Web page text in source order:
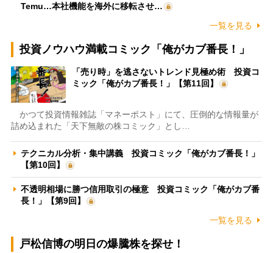
Temu…本社機能を海外に移転させ…
一覧を見る
投資ノウハウ満載コミック「俺がカブ番長！」
「売り時」を逃さないトレンド見極め術 投資コ
ミック「俺がカブ番長！」【第11回】
かつて投資情報雑誌「マネーポスト」にて、圧倒的な情報量が
詰め込まれた「天下無敵の株コミック」とし…
テクニカル分析・集中講義 投資コミック「俺がカブ番長！」
【第10回】
不透明相場に勝つ信用取引の極意 投資コミック「俺がカブ番
長！」【第9回】
一覧を見る
戸松信博の明日の爆騰株を探せ！